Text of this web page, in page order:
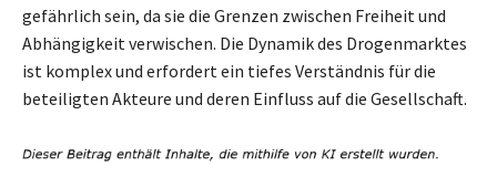
gefährlich sein, da sie die Grenzen zwischen Freiheit und
Abhängigkeit verwischen. Die Dynamik des Drogenmarktes
ist komplex und erfordert ein tiefes Verständnis für die
beteiligten Akteure und deren Einfluss auf die Gesellschaft.